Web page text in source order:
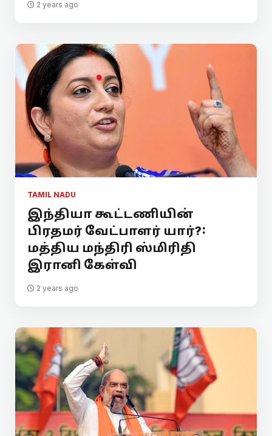
2 years ago
TAMIL NADU
இந்தியா கூட்டணியின்
பிரதமர் வேட்பாளர் யார்?:
மத்திய மந்திரி ஸ்மிரிதி
இரானி கேள்வி
2 years ago